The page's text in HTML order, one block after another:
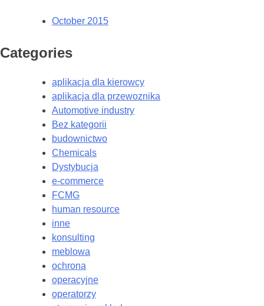
October 2015
Categories
aplikacja dla kierowcy
aplikacja dla przewoznika
Automotive industry
Bez kategorii
budownictwo
Chemicals
Dystybucja
e-commerce
FCMG
human resource
inne
konsulting
meblowa
ochrona
operacyjne
operatorzy